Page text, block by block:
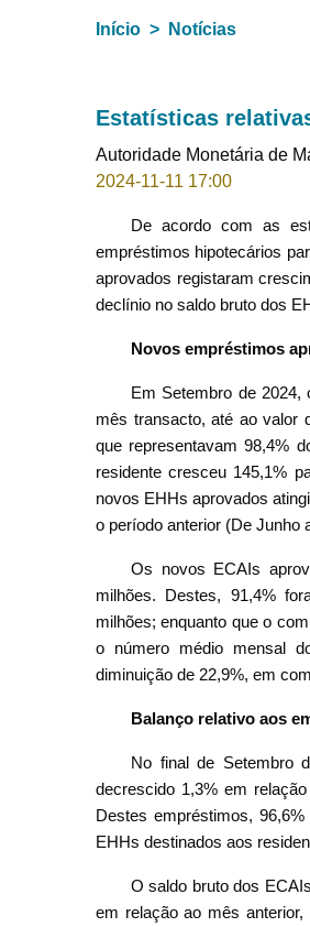
Início Notícias
Estatísticas
Autoridade Monetária de
2024-11-11 17:00
De acordo com as
empréstimos hipotecários
aprovados registaram
declínio no saldo bruto dos
Novos empréstimos
Em Setembro de
mês transacto, até ao valor
que representavam 98,4%
residente cresceu 145,1%
novos EHHs aprovados
o período anterior (De Junho
Os novos ECAIs
milhões. Destes, 91,4%
milhões; enquanto que o
o número médio mensal
diminuição de 22,9%, em
Balanço relativo aos
No final de Setembro
decrescido 1,3% em
Destes empréstimos,
EHHs destinados aos
O saldo bruto dos
em relação ao mês